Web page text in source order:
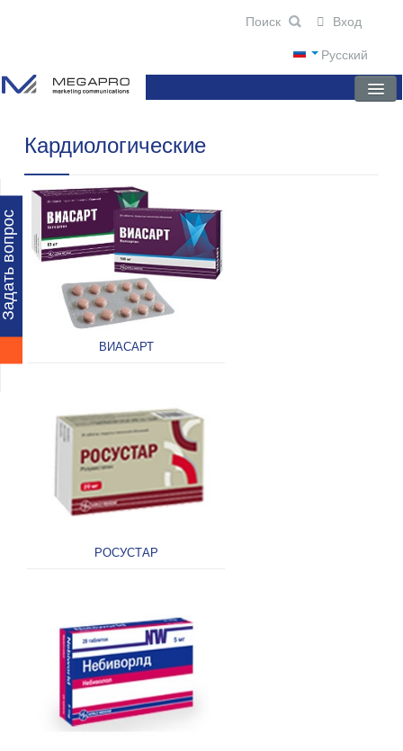
вопрос
Русский
Вход
ГЛАВНАЯ
О КОМПАНИИ
НОВОСТИ
ПРЕПАРАТЫ
НАУЧНЫЕ ПУБЛИКАЦИИ
ПАРТНЕРЫ
Кардиологические
ВИАСАРТ
РОСУСТАР